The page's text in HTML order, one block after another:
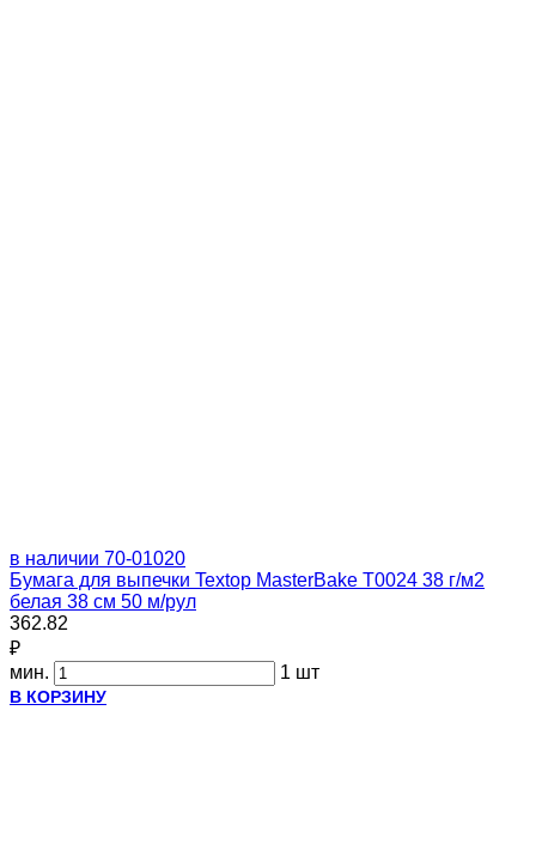
в наличии 70-01020
Бумага для выпечки Textop MasterBake Т0024 38 г/м2
белая 38 см 50 м/рул
362.82
₽
мин.
1 шт
В КОРЗИНУ